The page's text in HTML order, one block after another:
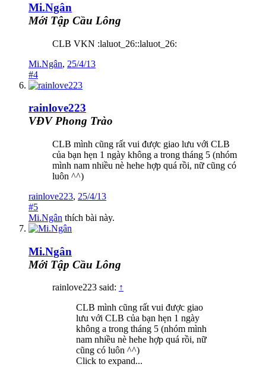
Mi.Ngân
Mới Tập Cầu Lông
CLB VKN :laluot_26::laluot_26:
Mi.Ngân, 25/4/13
#4
rainlove223
VĐV Phong Trào
CLB mình cũng rất vui được giao lưu với CLB
của bạn hẹn 1 ngày không a trong tháng 5 (nhóm
mình nam nhiều nè hehe hợp quá rồi, nữ cũng có
luôn ^^)
rainlove223, 25/4/13
#5
Mi.Ngân thích bài này.
Mi.Ngân
Mới Tập Cầu Lông
rainlove223 said: ↑
CLB mình cũng rất vui được giao
lưu với CLB của bạn hẹn 1 ngày
không a trong tháng 5 (nhóm mình
nam nhiều nè hehe hợp quá rồi, nữ
cũng có luôn ^^)
Click to expand...